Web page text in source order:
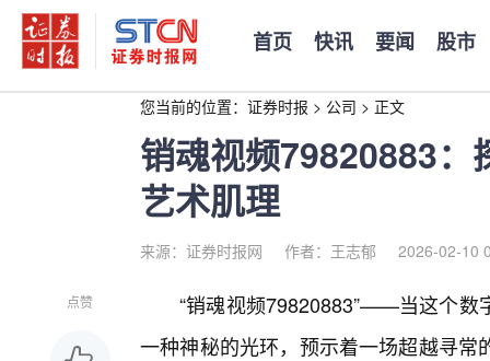
首页 快讯 要闻 股市
您当前的位置： 证券时报 > 公司 > 正文
销魂视频79820883：
艺术肌理
来源：证券时报网 作者：王志郁 2026-02-10
点赞
“销魂视频79820883”——当这个数
一种神秘的光环，预示着一场超越寻